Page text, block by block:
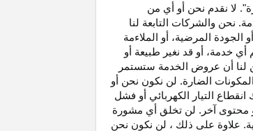
لا نقدم نحن أو أي من
نحن والشركات التابعة لنا
المرضية، أو الملاءمة
خدمة، أو قد نغير طبيعة أو
لنا أن عروض الخدمة ستستمر
الضارة. لن نكون نحن أو
انقطاع
التيار الكهربائي أو فشل
محتوى آخر. لن تخلق أي مشورة
علاوة على ذلك ، لن نكون نحن